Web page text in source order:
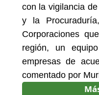
con la vigilancia
y la
Corporaciones
región, un
empresas de
comentado por